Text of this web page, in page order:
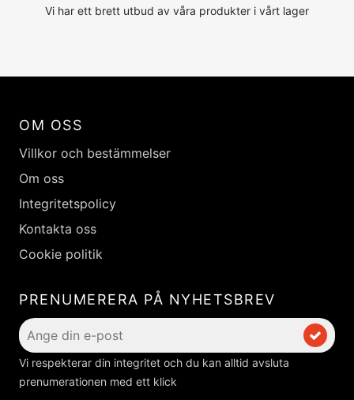
Vi har ett brett utbud av våra produkter i vårt lager
OM OSS
Villkor och bestämmelser
Om oss
Integritetspolicy
Kontakta oss
Cookie politik
PRENUMERERA PÅ NYHETSBREV
Vi respekterar din integritet och du kan alltid avsluta
prenumerationen med ett klick